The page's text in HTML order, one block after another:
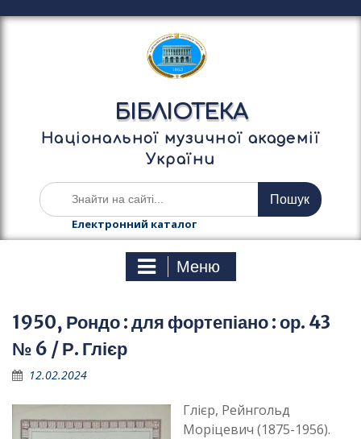
е
у
БІБЛІОТЕКА
Національної музичної академії
України
Ш
у
а
Електронний каталог
Меню
1950, Рондо : для фортепіано : ор. 43
№ 6 / Р. Глієр
12.02.2024
Глієр, Рейнгольд
Моріцевич (1875-1956).